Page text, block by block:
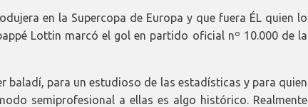
en la Supercopa de Europa y que fuera ÉL quien lo
Lottin marcó el gol en partido oficial nº 10.000 de la
baladí, para un estudioso de las estadísticas y para quien
semiprofesional a ellas es algo histórico. Realmente